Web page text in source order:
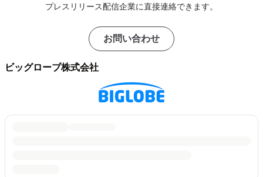
プレスリリース配信企業に直接連絡できます。
お問い合わせ
ビッグローブ株式会社